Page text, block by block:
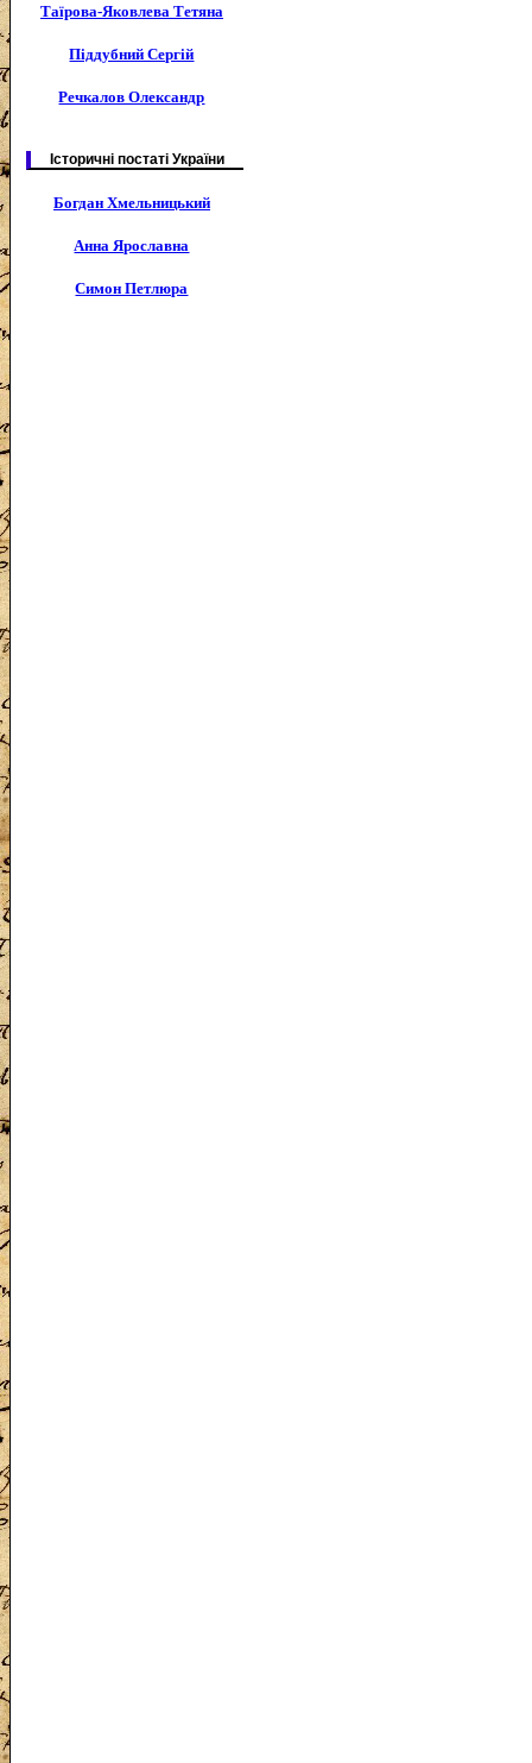
Таїрова-Яковлева Тетяна
Піддубний Сергій
Речкалов Олександр
Історичні постаті України
Богдан Хмельницький
Анна Ярославна
Симон Петлюра